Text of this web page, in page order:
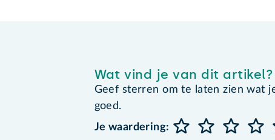
Wat vind je van dit artikel?
Geef sterren om te laten zien wat
goed.
Je waardering: